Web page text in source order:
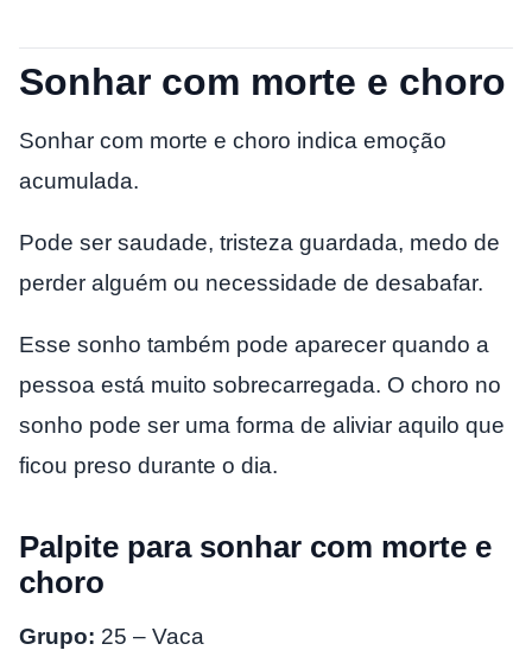
Sonhar com morte e choro
Sonhar com morte e choro indica emoção
acumulada.
Pode ser saudade, tristeza guardada, medo de
perder alguém ou necessidade de desabafar.
Esse sonho também pode aparecer quando a
pessoa está muito sobrecarregada. O choro no
sonho pode ser uma forma de aliviar aquilo que
ficou preso durante o dia.
Palpite para sonhar com morte e
choro
Grupo: 25 – Vaca